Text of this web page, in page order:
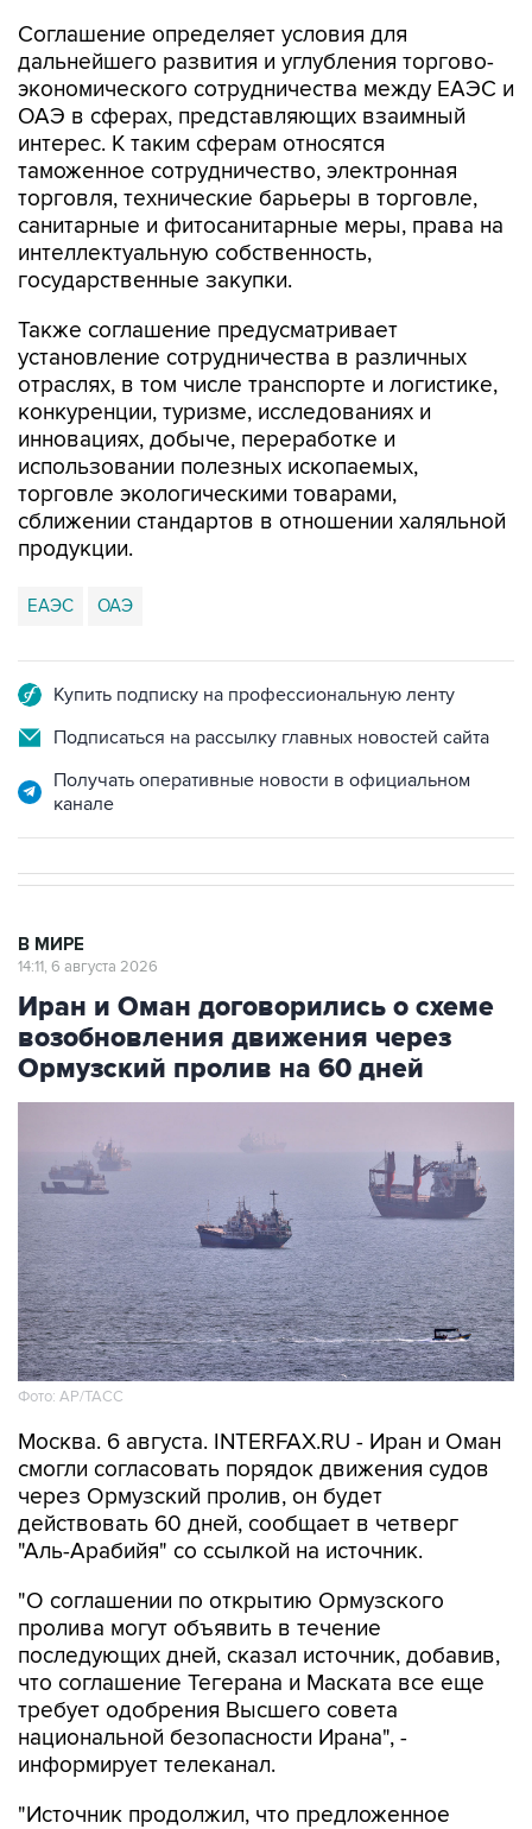
Соглашение определяет условия для
дальнейшего развития и углубления торгово-
экономического сотрудничества между ЕАЭС и
ОАЭ в сферах, представляющих взаимный
интерес. К таким сферам относятся
таможенное сотрудничество, электронная
торговля, технические барьеры в торговле,
санитарные и фитосанитарные меры, права на
интеллектуальную собственность,
государственные закупки.
Также соглашение предусматривает
установление сотрудничества в различных
отраслях, в том числе транспорте и логистике,
конкуренции, туризме, исследованиях и
инновациях, добыче, переработке и
использовании полезных ископаемых,
торговле экологическими товарами,
сближении стандартов в отношении халяльной
продукции.
ЕАЭС ОАЭ
Купить подписку на профессиональную ленту
Подписаться на рассылку главных новостей сайта
Получать оперативные новости в официальном
канале
В МИРЕ
14:11, 6 августа 2026
Иран и Оман договорились о схеме
возобновления движения через
Ормузский пролив на 60 дней
Фото: AP/ТАСС
Москва. 6 августа. INTERFAX.RU - Иран и Оман
смогли согласовать порядок движения судов
через Ормузский пролив, он будет
действовать 60 дней, сообщает в четверг
"Аль-Арабийя" со ссылкой на источник.
"О соглашении по открытию Ормузского
пролива могут объявить в течение
последующих дней, сказал источник, добавив,
что соглашение Тегерана и Маската все еще
требует одобрения Высшего совета
национальной безопасности Ирана", -
информирует телеканал.
"Источник продолжил, что предложенное